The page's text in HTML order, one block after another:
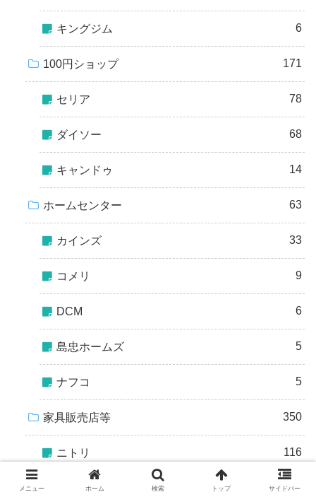
キングジム 6
100円ショップ 171
セリア 78
ダイソー 68
キャンドゥ 14
ホームセンター 63
カインズ 33
コメリ 9
DCM 6
島忠ホームズ 5
ナフコ 5
家具販売店等 350
ニトリ 116
無印良品 95
メニュー ホーム 検索 トップ サイドバー